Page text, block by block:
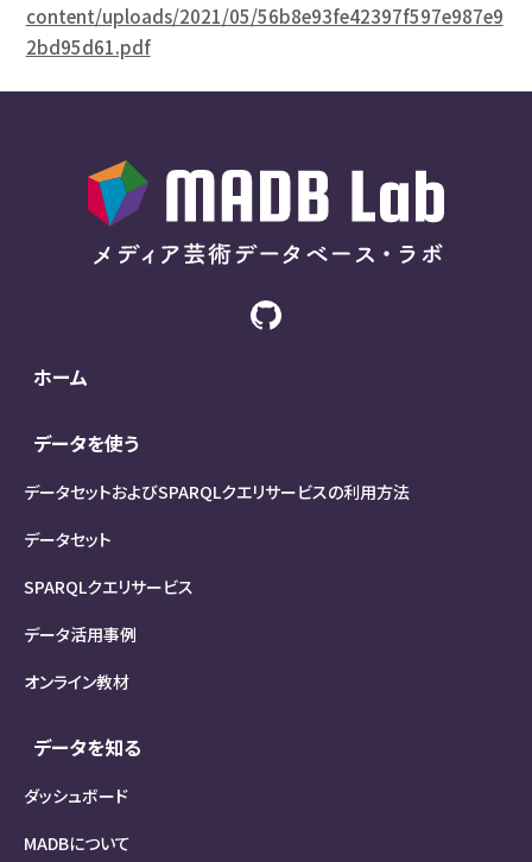
content/uploads/2021/05/56b8e93fe42397f597e987e9
2bd95d61.pdf
ホーム
データを使う
データセットおよびSPARQLクエリサービスの利用方法
データセット
SPARQLクエリサービス
データ活用事例
オンライン教材
データを知る
ダッシュボード
MADBについて